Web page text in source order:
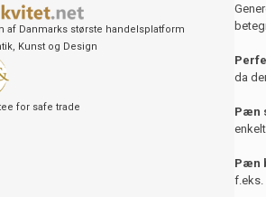
af Danmarks største handelsplatform
Kunst og Design
for safe trade
da
Pæn
Pæn
f.eks.